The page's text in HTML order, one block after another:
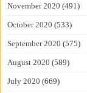
November 2020 (491)
October 2020 (533)
September 2020 (575)
August 2020 (589)
July 2020 (669)